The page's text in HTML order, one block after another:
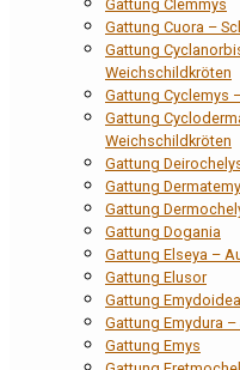
Gattung Clemmys
Gattung Cuora –
Gattung
Weichschildkröten
Gattung Cyclemys
Gattung
Weichschildkröten
Gattung
Gattung
Gattung
Gattung Dogania
Gattung Elseya –
Gattung Elusor
Gattung Emydoidea
Gattung Emydura
Gattung Emys